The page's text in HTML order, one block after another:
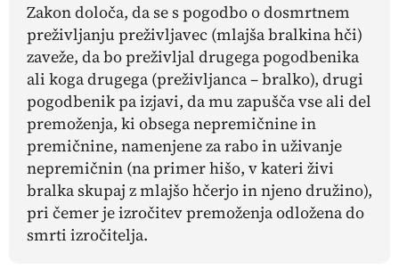
Zakon določa, da se s pogodbo o dosmrtnem
preživljanju preživljavec (mlajša bralkina hči)
zaveže, da bo preživljal drugega pogodbenika
ali koga drugega (preživljanca – bralko), drugi
pogodbenik pa izjavi, da mu zapušča vse ali del
premoženja, ki obsega nepremičnine in
premičnine, namenjene za rabo in uživanje
nepremičnin (na primer hišo, v kateri živi
bralka skupaj z mlajšo hčerjo in njeno družino),
pri čemer je izročitev premoženja odložena do
smrti izročitelja.